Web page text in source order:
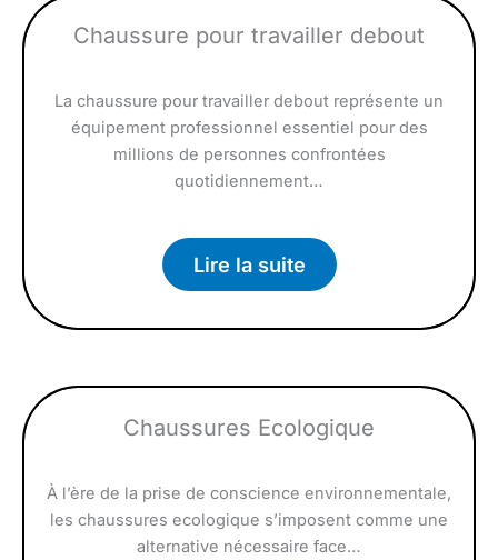
Chaussure pour travailler debout
La chaussure pour travailler debout représente un
équipement professionnel essentiel pour des
millions de personnes confrontées
quotidiennement…
Lire la suite
Chaussures Ecologique
À l’ère de la prise de conscience environnementale,
les chaussures ecologique s’imposent comme une
alternative nécessaire face…